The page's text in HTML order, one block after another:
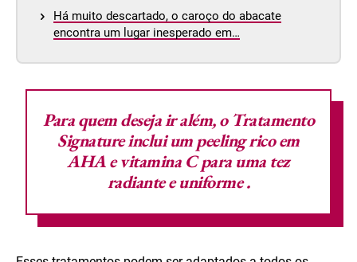
Há muito descartado, o caroço do abacate
encontra um lugar inesperado em…
Para quem deseja ir além, o Tratamento
Signature inclui umpeeling rico em
AHA e vitamina Cpara uma tez
radiante e uniforme.